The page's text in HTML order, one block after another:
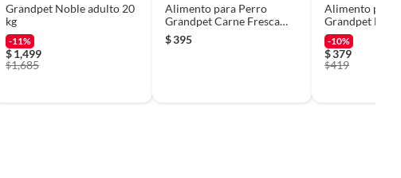
Grandpet Noble adulto 20
kg
-11%
$1,499
$1,685
Alimento para Perro
Grandpet Carne Fresca
Force 4 Kg
$395
Alimento para
Grandpet
Kg
-10%
$379
$419